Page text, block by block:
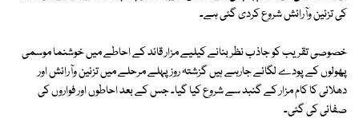
کی تزئین وآرائش شروع کردی گئی ہے۔
خصوصی تقریب کو جاذب نظر بنانے کیلیے مزار قائد کے احاطے میں خوشنما موسمی
پھولوں کے پودے لگائے جارہے ہیں گزشتہ روز پہلے مرحلے میں تزئین وآرائش اور
دھلائی کا کام مزار کے گنبد سے شروع کیا گیا۔ جس کے بعد احاطوں اور فواروں کی
صفائی کی گئی۔